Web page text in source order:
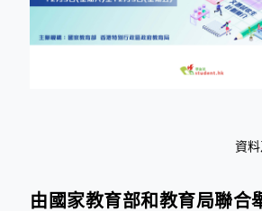
資
由國家教育部和教育局聯合